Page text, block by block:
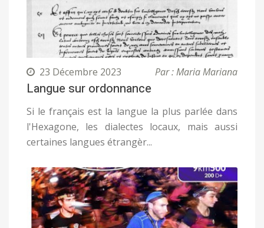
23 Décembre 2023 Par : Maria Mariana
Langue sur ordonnance
Si le français est la langue la plus parlée dans
l'Hexagone, les dialectes locaux, mais aussi
certaines langues étrangèr...